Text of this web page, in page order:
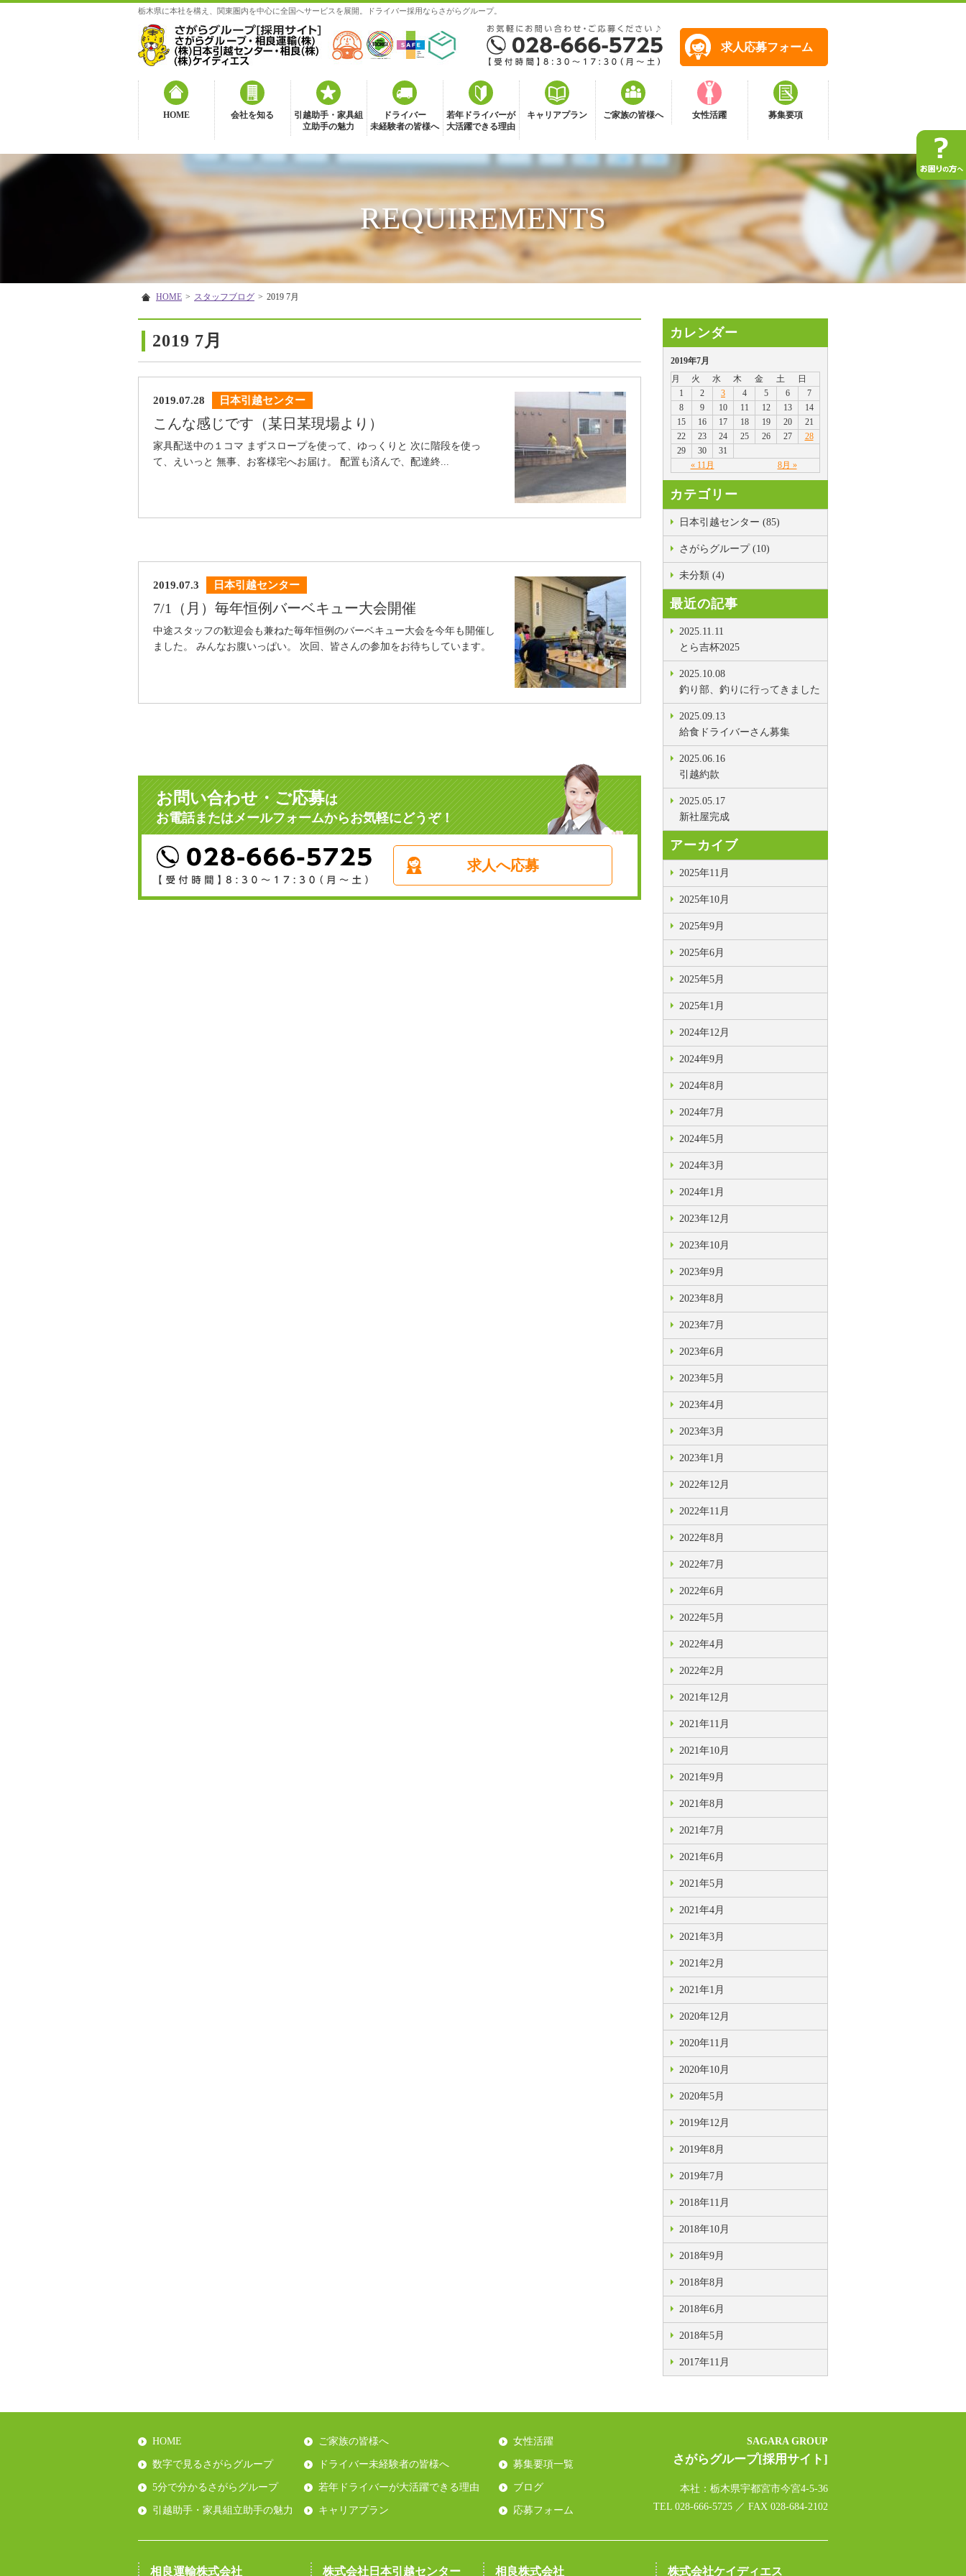
栃木県に本社を構え、関東圏内を中心に全国へサービスを展開。ドライバー採用ならさがらグループ。
求人応募フォーム
HOME 会社を知る
数字で見る
5分で分かる
引越助手・家具組
立助手の魅力
ドライバー
未経験者の皆様へ
若年ドライバーが
大活躍できる理由
キャリアプラン ご家族の皆様へ 女性活躍 募集要項
REQUIREMENTS
HOME > スタッフブログ > 2019 7月
2019 7月
2019.07.28 日本引越センター
こんな感じです（某日某現場より）
家具配送中の１コマ まずスロープを使って、ゆっくりと 次に階段を使っ
て、えいっと 無事、お客様宅へお届け。 配置も済んで、配達終...
2019.07.3 日本引越センター
7/1（月）毎年恒例バーベキュー大会開催
中途スタッフの歓迎会も兼ねた毎年恒例のバーベキュー大会を今年も開催し
ました。 みんなお腹いっぱい。 次回、皆さんの参加をお待ちしています。
お問い合わせ・ご応募は
お電話またはメールフォームからお気軽にどうぞ！
求人へ応募
カレンダー
2019年7月
月
火 水 木 金 土 日
« 11月 8月 »
1 2 3 4 5 6
7
8
9 10 11 12 13
14
15
16 17 18 19 20
21
22
23 24 25 26 27
28
29
30 31
カテゴリー
日本引越センター (85)
さがらグループ (10)
未分類 (4)
最近の記事
2025.11.11
とら吉杯2025
2025.10.08
釣り部、釣りに行ってきました
2025.09.13
給食ドライバーさん募集
2025.06.16
引越約款
2025.05.17
新社屋完成
アーカイブ
2025年11月
2025年10月
2025年9月
2025年6月
2025年5月
2025年1月
2024年12月
2024年9月
2024年8月
2024年7月
2024年5月
2024年3月
2024年1月
2023年12月
2023年10月
2023年9月
2023年8月
2023年7月
2023年6月
2023年5月
2023年4月
2023年3月
2023年1月
2022年12月
2022年11月
2022年8月
2022年7月
2022年6月
2022年5月
2022年4月
2022年2月
2021年12月
2021年11月
2021年10月
2021年9月
2021年8月
2021年7月
2021年6月
2021年5月
2021年4月
2021年3月
2021年2月
2021年1月
2020年12月
2020年11月
2020年10月
2020年5月
2019年12月
2019年8月
2019年7月
2018年11月
2018年10月
2018年9月
2018年8月
2018年6月
2018年5月
2017年11月
HOME
数字で見るさがらグループ
5分で分かるさがらグループ
引越助手・家具組立助手の魅力
ご家族の皆様へ
ドライバー未経験者の皆様へ
若年ドライバーが大活躍できる理由
キャリアプラン
女性活躍
募集要項一覧
ブログ
応募フォーム
SAGARA GROUP
さがらグループ[採用サイト]
本社：栃木県宇都宮市今宮4-5-36
TEL 028-666-5725 ／ FAX 028-684-2102
相良運輸株式会社 株式会社日本引越センター 相良株式会社 株式会社ケイディエス